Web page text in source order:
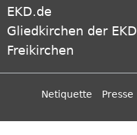
EKD.de
Gliedkirchen der EKD
Freikirchen
Netiquette Presse